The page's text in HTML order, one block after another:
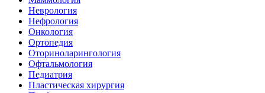
Неврология
Нефрология
Онкология
Ортопедия
Оториноларингология
Офтальмология
Педиатрия
Пластическая хирургия